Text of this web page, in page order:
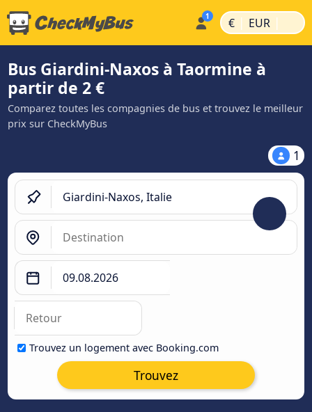
€ | EUR |
Bus Giardini-Naxos à Taormine à
partir de 2 €
Comparez toutes les compagnies de bus et trouvez le meilleur
prix sur CheckMyBus
1
Trouvez un logement avec Booking.com
Trouvez